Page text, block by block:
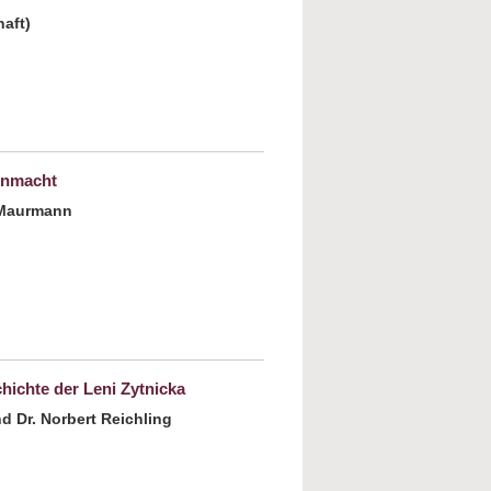
der Leni Zytnicka
Dr. Norbert Reichling